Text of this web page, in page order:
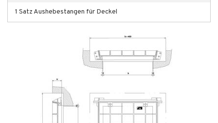
1 Satz Aushebestangen für Deckel